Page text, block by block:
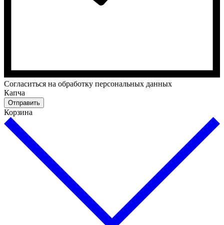
Cогласиться на обработку персональных данных
Капча
Отправить
Корзина